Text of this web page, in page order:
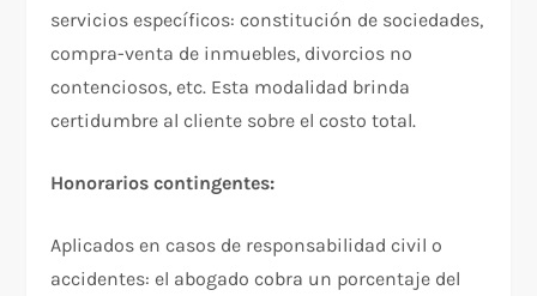
servicios específicos: constitución de sociedades,
compra-venta de inmuebles, divorcios no
contenciosos, etc. Esta modalidad brinda
certidumbre al cliente sobre el costo total.​
Honorarios contingentes:
Aplicados en casos de responsabilidad civil o
accidentes: el abogado cobra un porcentaje del